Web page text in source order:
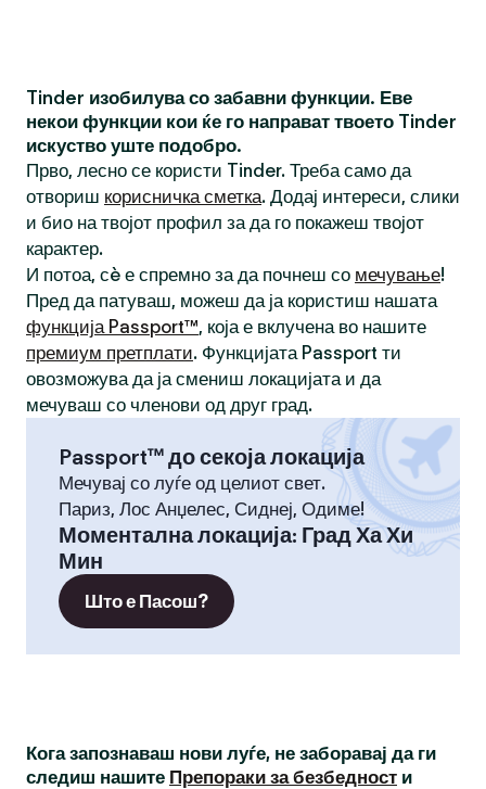
Tinder изобилува со забавни функции. Еве
некои функции кои ќе го направат твоето Tinder
искуство уште подобро.
Прво, лесно се користи Tinder. Треба само да
отвориш корисничка сметка. Додај интереси, слики
и био на твојот профил за да го покажеш твојот
карактер.
И потоа, сè е спремно за да почнеш со мечување!
Пред да патуваш, можеш да ја користиш нашата
функција Passport™, која е вклучена во нашите
премиум претплати. Функцијата Passport ти
овозможува да ја смениш локацијата и да
мечуваш со членови од друг град.
Passport™ до секоја локација
Мечувај со луѓе од целиот свет.
Париз, Лос Анџелес, Сиднеј, Одиме!
Моментална локација: Град Ха Хи
Мин
Што е Пасош?
Кога запознаваш нови луѓе, не заборавај да ги
следиш нашите Препораки за безбедност и